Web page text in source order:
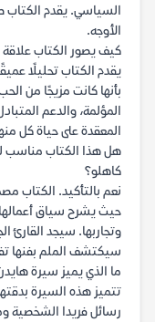
السياسي. يقدم الكتاب
الأوجه.
كيف يصور الكتاب علاقة
يقدم الكتاب تحليلًا
بأنها كانت مزيجًا من
المؤلمة، والدعم
المعقدة على حياة كل
هل هذا الكتاب مناسب
كاهلو؟
نعم بالتأكيد. الكتاب
حيث يشرح سياق أعمالها
وتجاربها. سيجد القارئ
سيكتشف الملم بفنها
ما الذي يميز سيرة
تتميز هذه السيرة
رسائل فريدا الشخصية